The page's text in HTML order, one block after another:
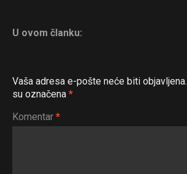
U ovom članku:
Vaša adresa e-pošte neće biti objavljena.
su označena *
Komentar *